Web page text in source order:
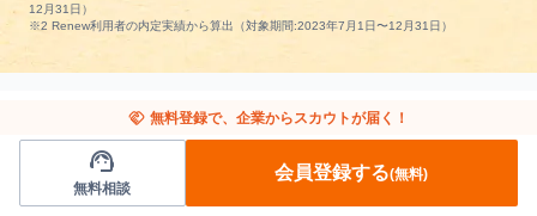
12月31日）
※2 Renew利用者の内定実績から算出（対象期間:2023年7月1日〜12月31日）
埼玉県の長期インターンを条件で絞り込む
handshake 無料登録で、企業からスカウトが届く！
support_agent
無料相談
会員登録する(無料)